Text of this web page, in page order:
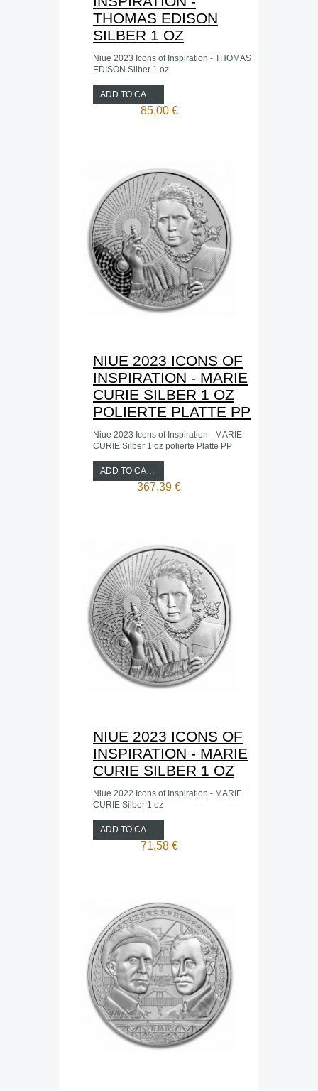
THOMAS EDISON
SILBER 1 OZ
Niue 2023 Icons of Inspiration - THOMAS
EDISON Silber 1 oz
ADD TO CART
85,00 €
NIUE 2023 ICONS OF
INSPIRATION - MARIE
CURIE SILBER 1 OZ
POLIERTE PLATTE PP
Niue 2023 Icons of Inspiration - MARIE
CURIE Silber 1 oz polierte Platte PP
367,39 €
NIUE 2023 ICONS OF
INSPIRATION - MARIE
CURIE SILBER 1 OZ
Niue 2022 Icons of Inspiration - MARIE
CURIE Silber 1 oz
ADD TO CART
71,58 €